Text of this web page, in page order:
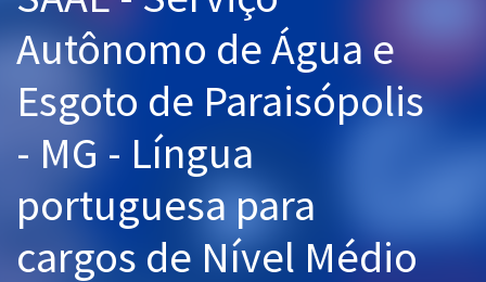
Graduação
Mentorias
Questões grátis
Conteúdo gratuito
Autônomo de Água e
Esgoto de Paraisópolis
- MG - Língua
portuguesa para
cargos de Nível Médio